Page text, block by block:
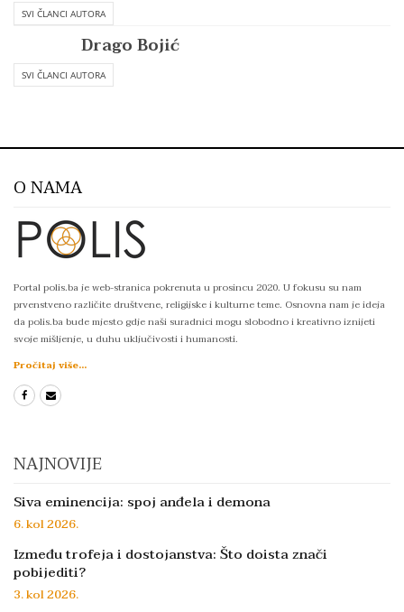
SVI ČLANCI AUTORA
Drago Bojić
SVI ČLANCI AUTORA
O NAMA
Portal polis.ba je web-stranica pokrenuta u prosincu 2020. U fokusu su nam
prvenstveno različite društvene, religijske i kulturne teme. Osnovna nam je ideja
da polis.ba bude mjesto gdje naši suradnici mogu slobodno i kreativno iznijeti
svoje mišljenje, u duhu uključivosti i humanosti.
Pročitaj više...
NAJNOVIJE
Siva eminencija: spoj anđela i demona
6. kol 2026.
Između trofeja i dostojanstva: Što doista znači
pobijediti?
3. kol 2026.